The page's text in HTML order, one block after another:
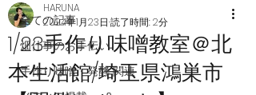
全ての記事
畑仕事のお手伝い
手作り味噌・発酵 関連
1/23手作り味噌教室＠北
本生活館/埼玉県鴻巣市
HARUNA
2024年1月23日 読了時間: 2分